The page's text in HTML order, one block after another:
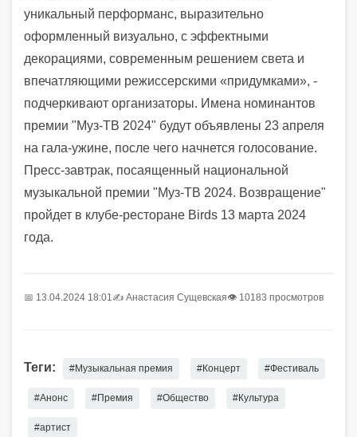
уникальный перформанс, выразительно
оформленный визуально, с эффектными
декорациями, современным решением света и
впечатляющими режиссерскими «придумками», -
подчеркивают организаторы. Имена номинантов
премии "Муз-ТВ 2024" будут объявлены 23 апреля
на гала-ужине, после чего начнется голосование.
Пресс-завтрак, посаященный национальной
музыкальной премии "Муз-ТВ 2024. Возвращение"
пройдет в клубе-ресторане Birds 13 марта 2024
года.
📅 13.04.2024 18:01✍️ Анастасия Сущевская👁 10183 просмотров
Теги: #Музыкальная премия #Концерт #Фестиваль
#Анонс #Премия #Общество #Культура
#артист